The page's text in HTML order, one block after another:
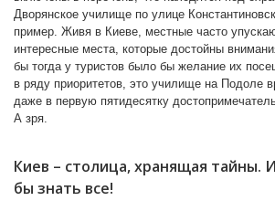
Дворянское училище по улице
пример. Живя в Киеве, местные часто
интересные места, которые достойны
бы тогда у туристов было бы желание их
в ряду приоритетов, это училище на Подоле
даже в первую пятидесятку
А зря.
Киев – столица, хранящая тайны.
бы знать все!